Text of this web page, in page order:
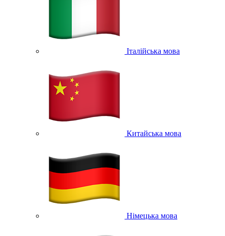
Італійська мова
Китайська мова
Німецька мова